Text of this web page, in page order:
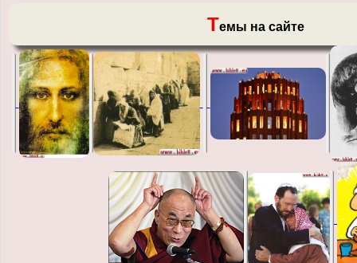
Темы на сайте